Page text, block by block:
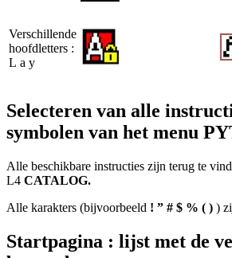
Verschillende
hoofdletters :
L a y
Selecteren van alle
symbolen van het menu
Alle beschikbare instructies zijn terug te
L4 CATALOG.
Alle karakters (bijvoorbeeld ! ” # $ % ( ) )
Startpagina : lijst met de